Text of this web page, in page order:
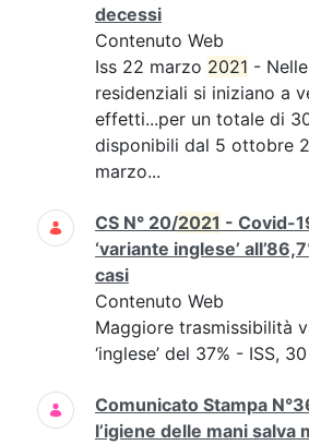
decessi
Contenuto Web
Iss 22 marzo 2021 -
residenziali si iniziano a
effetti...per un totale di
disponibili dal 5 ottobre
marzo...
CS N° 20/2021 - Covid-
‘variante inglese’
casi
Contenuto Web
Maggiore trasmissibilità
‘inglese’ del 37% - ISS,
Comunicato Stampa
l’igiene delle mani salva